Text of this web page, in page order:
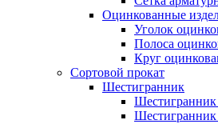
Оцинкованные
Уголок
Полоса
Круг
Сортовой прокат
Шестигранник
Шестигранник